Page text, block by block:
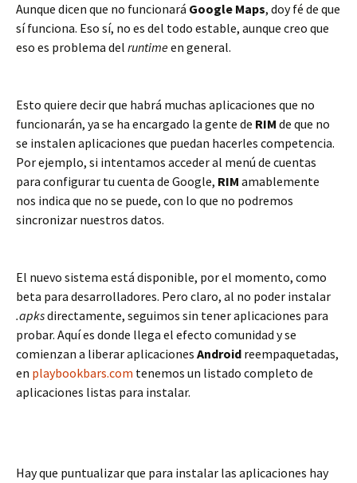
Aunque dicen que no funcionará Google Maps, doy fé de que
sí funciona. Eso sí, no es del todo estable, aunque creo que
eso es problema del runtimeen general.
Esto quiere decir que habrá muchas aplicaciones que no
funcionarán, ya se ha encargado la gente de RIM de que no
se instalen aplicaciones que puedan hacerles competencia.
Por ejemplo, si intentamos acceder al menú de cuentas
para configurar tu cuenta de Google, RIM amablemente
nos indica que no se puede, con lo que no podremos
sincronizar nuestros datos.
El nuevo sistema está disponible, por el momento, como
beta para desarrolladores. Pero claro, al no poder instalar
.apksdirectamente, seguimos sin tener aplicaciones para
probar. Aquí es donde llega el efecto comunidad y se
comienzan a liberar aplicaciones Android reempaquetadas,
en playbookbars.com tenemos un listado completo de
aplicaciones listas para instalar.
Hay que puntualizar que para instalar las aplicaciones hay